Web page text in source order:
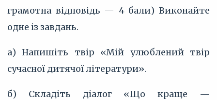
грамотна відповідь — 4 бали) Виконайте
одне із завдань.
а) Напишіть твір «Мій улюблений твір
сучасної дитячої літератури».
б) Складіть діалог «Що краще —